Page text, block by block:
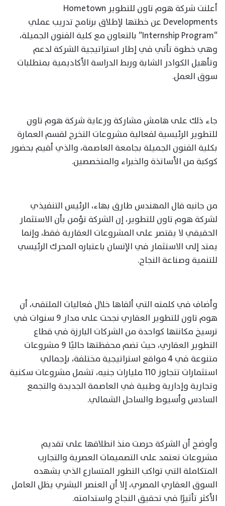
أعلنت شركة هوم تاون للتطوير Hometown
Developments عن خطتها لإطلاق برنامج تدريب عملي
“Internship Program” بالتعاون مع كلية الفنون الجميلة،
وهي خطوة تأتي في إطار استراتيجية الشركة لدعم
وتأهيل الكوادر الشابة وربط الدراسة الأكاديمية بمتطلبات
سوق العمل.
جاء ذلك على هامش مشاركة ورعاية شركة هوم تاون
للتطوير الرئيسية لفعالية مشروعات التخرج لقسم العمارة
بكلية الفنون الجميلة بجامعة العاصمة، والذي أقيم بحضور
كوكبة من الأساتذة والخبراء والمتخصصين.
من جانبه قال المهندس طارق بهاء، الرئيس التنفيذي
لشركة هوم تاون للتطوير، إن الشركة تؤمن بأن الاستثمار
الحقيقي لا يقتصر على المشروعات العقارية فقط، وإنما
يمتد إلى الاستثمار في الإنسان باعتباره المحرك الرئيسي
للتنمية وصناعة النجاح.
وأضاف في كلمته التي ألقاها خلال فعاليات الملتقى، أن
هوم تاون للتطوير العقاري نجحت على مدار 9 سنوات في
ترسيخ مكانتها كواحدة من الشركات البارزة في قطاع
التطوير العقاري، حيث تضم محفظتها حاليًا 9 مشروعات
متنوعة في 4 مواقع استراتيجية مختلفة، بإجمالي
استثمارات تتجاوز 110 مليارات جنيه، تشمل مشروعات سكنية
وتجارية وإدارية وطبية في العاصمة الجديدة والتجمع
السادس وأسيوط والساحل الشمالي.
وأوضح أن الشركة حرصت منذ انطلاقها على تقديم
مشروعات تعتمد على التصميمات العصرية والتجارب
المتكاملة التي تواكب التطور المتسارع الذي يشهده
السوق العقاري المصري، إلا أن العنصر البشري يظل العامل
الأكثر تأثيرًا في تحقيق النجاح واستدامته.